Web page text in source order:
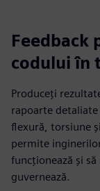
Feedback
codului în
Produceți
rapoarte detaliate
flexură, torsiune
permite
funcționează și
guvernează.